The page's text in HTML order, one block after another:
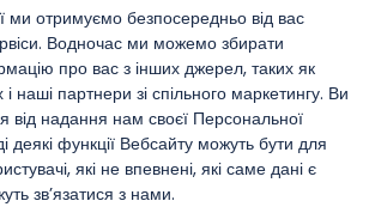
ми отримуємо безпосередньо від вас
Водночас ми можемо збирати
про вас з інших джерел, таких як
і наші партнери зі спільного маркетингу. Ви
від надання нам своєї Персональної
деякі функції Вебсайту можуть бути для
які не впевнені, які саме дані є
зв’язатися з нами.